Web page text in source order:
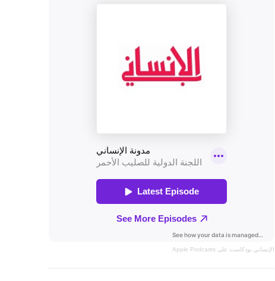
الإنساني بودكاست على Apple Podcasts